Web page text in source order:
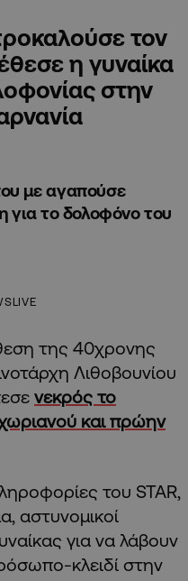
τον
η γυναίκα
στην
με αγαπούσε
για το δολοφόνο του
της 40χρονης
Λιθοβουνίου
νεκρός το
και πρώην
του STAR,
αστυνομικοί
για να λάβουν
κλειδί στην